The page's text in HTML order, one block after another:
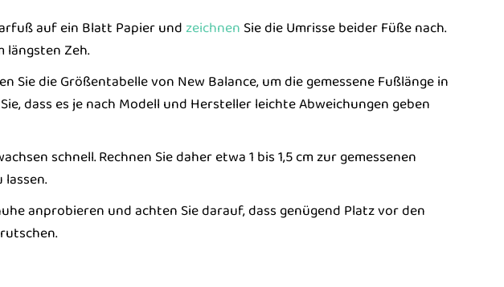
auf ein Blatt Papier und zeichnen Sie die Umrisse beider Füße nach.
längsten Zeh.
Sie die Größentabelle von New Balance, um die gemessene Fußlänge in
dass es je nach Modell und Hersteller leichte Abweichungen geben
schnell. Rechnen Sie daher etwa 1 bis 1,5 cm zur gemessenen
anprobieren und achten Sie darauf, dass genügend Platz vor den